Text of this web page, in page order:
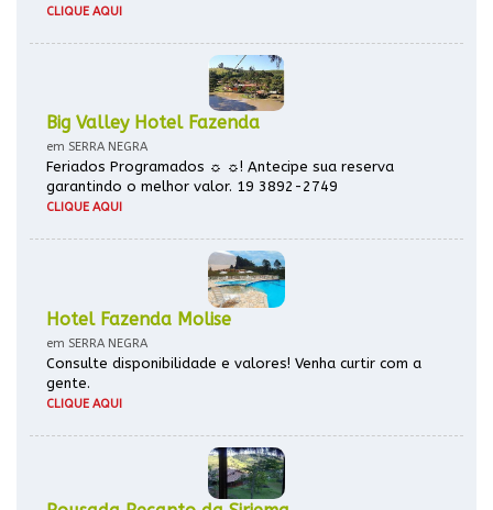
CLIQUE AQUI
Big Valley Hotel Fazenda
em SERRA NEGRA
Feriados Programados ☼ ☼! Antecipe sua reserva
garantindo o melhor valor. 19 3892-2749
CLIQUE AQUI
Hotel Fazenda Molise
em SERRA NEGRA
Consulte disponibilidade e valores! Venha curtir com a
gente.
CLIQUE AQUI